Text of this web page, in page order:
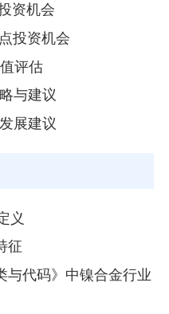
资机会
投资机会
评估
与建议
展建议
义
征
与代码》中镍合金行业